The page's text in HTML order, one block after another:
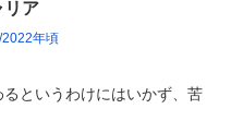
リア
2022年頃
というわけにはいかず、苦